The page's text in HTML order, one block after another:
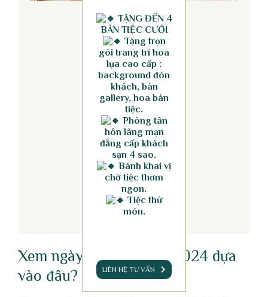
TẶNG ĐẾN 4
BÀN TIỆC CƯỚI
Tặng trọn
gói trang trí hoa
lụa cao cấp :
background đón
khách, bàn
gallery, hoa bàn
tiệc.
Phòng tân
hôn lãng mạn
đẳng cấp khách
sạn 4 sao.
Bánh khai vị
chờ tiệc thơm
ngon.
Tiệc thử
món.
LIÊN HỆ TƯ VẤN
Xem ngày cưới hỏi đẹp 2024 dựa
vào đâu?